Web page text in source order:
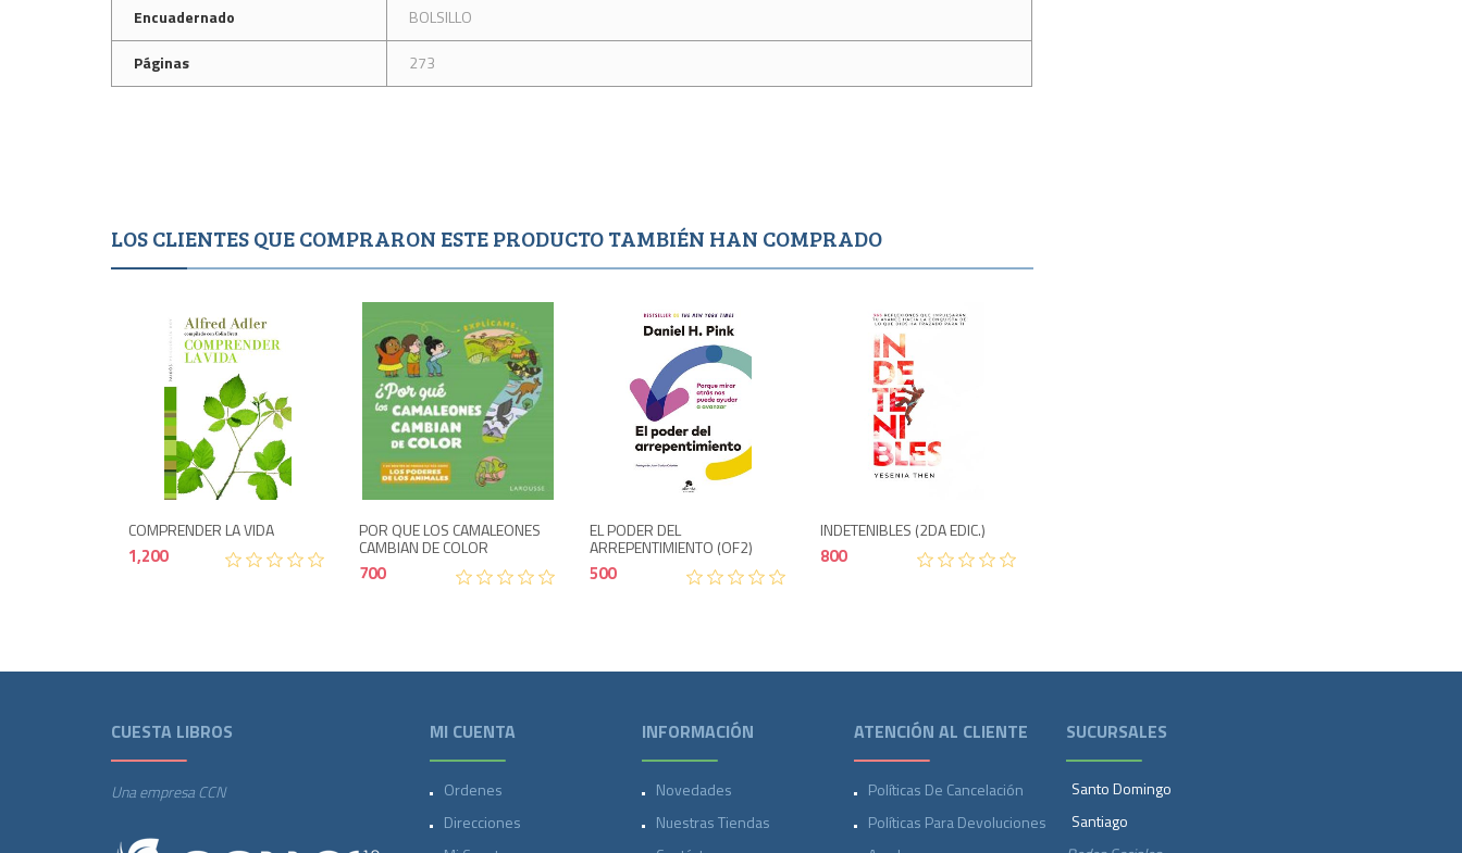
Encuadernado
BOLSILLO
Páginas
273
LOS CLIENTES QUE COMPRARON ESTE PRODUCTO TAMBIÉN HAN COMPRADO
1,200
COMPRENDER LA VIDA
1,200
Agotado
POR QUE LOS CAMALEONES
CAMBIAN DE COLOR
700
Agotado
EL PODER DEL
ARREPENTIMIENTO (OF2)
500
Agotado
INDETENIBLES (2DA EDIC.)
800
Agotado
CUESTA LIBROS
Una empresa CCN
MI CUENTA
Ordenes
Direcciones
INFORMACIÓN
Novedades
Nuestras Tiendas
ATENCIÓN AL CLIENTE
Políticas De Cancelación
Políticas Para Devoluciones
SUCURSALES
Santo Domingo
Santiago